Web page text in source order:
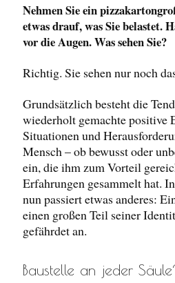
Nehmen Sie ein
etwas drauf, was Sie belastet.
vor die Augen. Was sehen Sie?
Richtig. Sie sehen nur noch
Grundsätzlich besteht die
wiederholt gemachte positive
Situationen und
Mensch – ob bewusst oder
ein, die ihm zum Vorteil
Erfahrungen gesammelt hat.
nun passiert etwas anderes:
einen großen Teil seiner
gefährdet an.
Baustelle an jeder